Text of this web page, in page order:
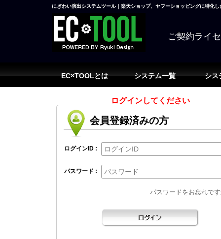
にぎわい演出システムツール｜楽天ショップ、ヤフーショッピングに特化
ご契約ライ
EC×TOOLとは システム一覧 シス
ログインしてください
会員登録済みの方
ログインID :
パスワード :
パスワードをお忘れで